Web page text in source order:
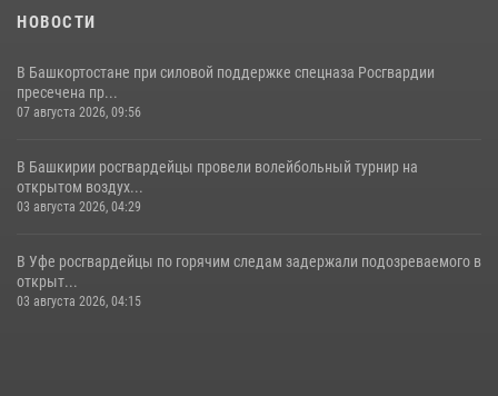
НОВОСТИ
В Башкортостане при силовой поддержке спецназа Росгвардии
пресечена пр...
07 августа 2026, 09:56
В Башкирии росгвардейцы провели волейбольный турнир на
открытом воздух...
03 августа 2026, 04:29
В Уфе росгвардейцы по горячим следам задержали подозреваемого в
открыт...
03 августа 2026, 04:15